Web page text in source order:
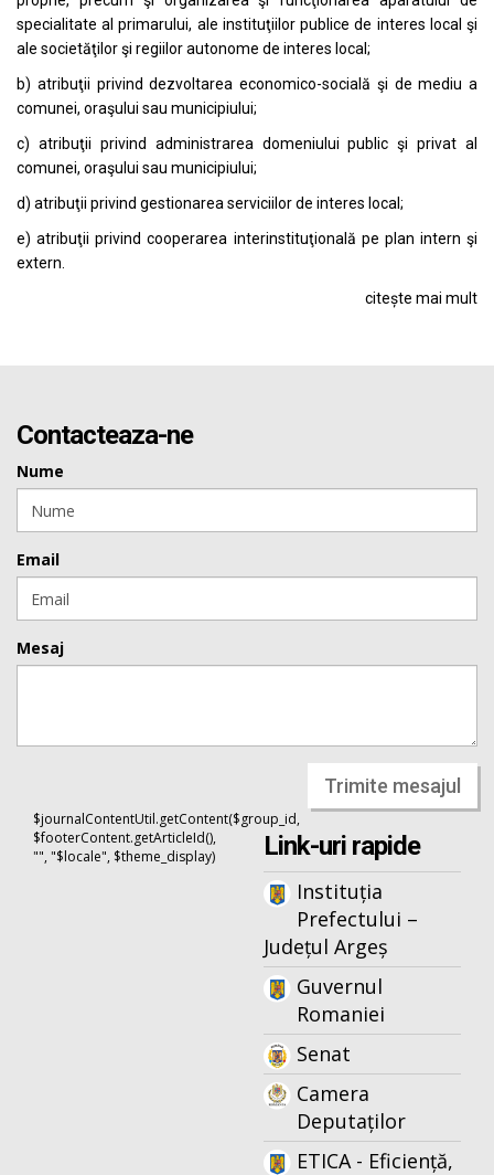
specialitate al primarului, ale instituţiilor publice de interes local şi
ale societăţilor şi regiilor autonome de interes local;
b) atribuţii privind dezvoltarea economico-socială şi de mediu a
comunei, oraşului sau municipiului;
c) atribuţii privind administrarea domeniului public şi privat al
comunei, oraşului sau municipiului;
d) atribuţii privind gestionarea serviciilor de interes local;
e) atribuţii privind cooperarea interinstituţională pe plan intern şi
extern.
citește mai mult
Contacteaza-ne
Nume
Email
Mesaj
Trimite mesajul
$journalContentUtil.getContent($group_id,
$footerContent.getArticleId(),
"", "$locale", $theme_display)
Link-uri rapide
Instituția
Prefectului –
Județul Argeș
Guvernul
Romaniei
Senat
Camera
Deputaților
ETICA - Eficiență,